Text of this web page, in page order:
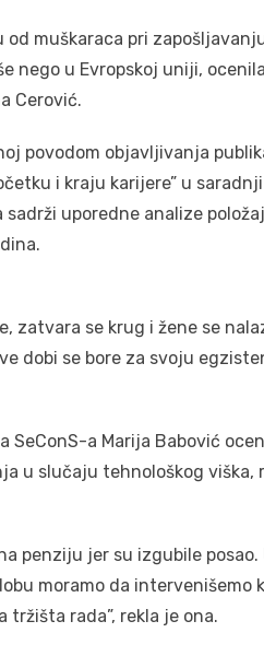
muškaraca pri
nego u Evropskoj uniji,
Cerović.
povodom objavljivanja
i kraju karijere” u
sadrži uporedne analize
zatvara se krug i žene se
dobi se bore za svoju
a Marija Babović
u slučaju tehnološkog viška,
penziju jer su izgubile posao.
moramo da intervenišemo
rada”, rekla je ona.